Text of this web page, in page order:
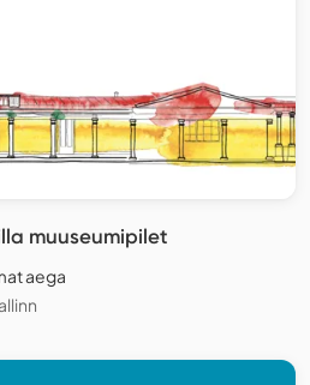
muuseumipilet
aega